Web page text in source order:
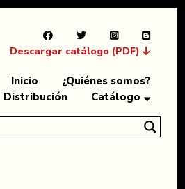
Descargar catálogo (PDF)
Inicio
¿Quiénes somos?
Distribución
Catálogo